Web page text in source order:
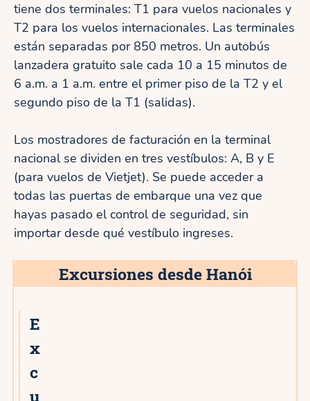
tiene dos terminales: T1 para vuelos nacionales y
T2 para los vuelos internacionales. Las terminales
están separadas por 850 metros. Un autobús
lanzadera gratuito sale cada 10 a 15 minutos de
6 a.m. a 1 a.m. entre el primer piso de la T2 y el
segundo piso de la T1 (salidas).
Los mostradores de facturación en la terminal
nacional se dividen en tres vestíbulos: A, B y E
(para vuelos de Vietjet). Se puede acceder a
todas las puertas de embarque una vez que
hayas pasado el control de seguridad, sin
importar desde qué vestíbulo ingreses.
Excursiones desde Hanói
E
x
c
u